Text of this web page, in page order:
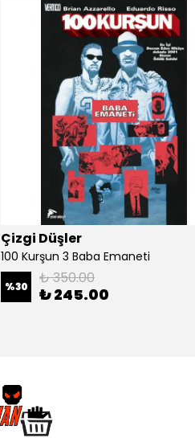
Çizgi Düşler
100 Kurşun 3 Baba Emaneti
%30 ₺ 350.00
₺ 245.00